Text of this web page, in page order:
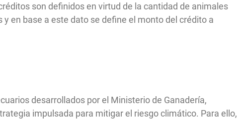
son definidos en virtud de la cantidad de animales
en base a este dato se define el monto del crédito a
desarrollados por el Ministerio de Ganadería,
impulsada para mitigar el riesgo climático. Para ello,